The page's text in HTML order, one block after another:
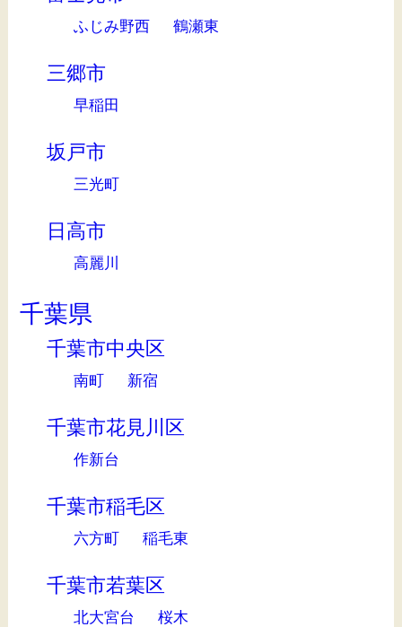
ふじみ野西 鶴瀬東
三郷市
早稲田
坂戸市
三光町
日高市
高麗川
千葉県
千葉市中央区
南町 新宿
千葉市花見川区
作新台
千葉市稲毛区
六方町 稲毛東
千葉市若葉区
北大宮台 桜木